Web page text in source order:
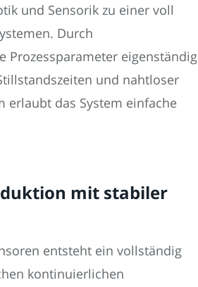
und Sensorik zu einer voll
Durch
Prozessparameter eigenständig
und nahtloser
das System einfache
mit stabiler
entsteht ein vollständig
kontinuierlichen